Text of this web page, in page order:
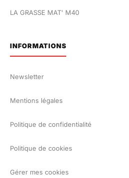
LA GRASSE MAT' M40
INFORMATIONS
Newsletter
Mentions légales
Politique de confidentialité
Politique de cookies
Gérer mes cookies